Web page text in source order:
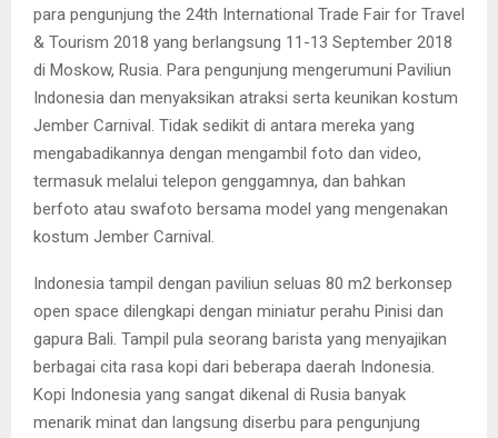
para pengunjung the 24th International Trade Fair for Travel
& Tourism 2018 yang berlangsung 11-13 September 2018
di Moskow, Rusia. Para pengunjung mengerumuni Paviliun
Indonesia dan menyaksikan atraksi serta keunikan kostum
Jember Carnival. Tidak sedikit di antara mereka yang
mengabadikannya dengan mengambil foto dan video,
termasuk melalui telepon genggamnya, dan bahkan
berfoto atau swafoto bersama model yang mengenakan
kostum Jember Carnival.
Indonesia tampil dengan paviliun seluas 80 m2 berkonsep
open space dilengkapi dengan miniatur perahu Pinisi dan
gapura Bali. Tampil pula seorang barista yang menyajikan
berbagai cita rasa kopi dari beberapa daerah Indonesia.
Kopi Indonesia yang sangat dikenal di Rusia banyak
menarik minat dan langsung diserbu para pengunjung